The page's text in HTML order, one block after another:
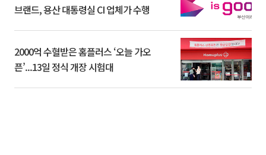
브랜드, 용산 대통령실 CI 업체가 수행
2000억 수혈받은 홈플러스 ‘오늘 가오
픈’...13일 정식 개장 시험대